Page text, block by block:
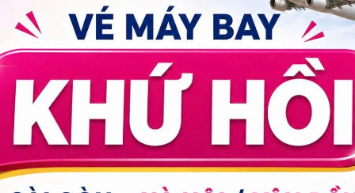
18/09 30/08 17/09 24/09
14.499.000đ Xem chi